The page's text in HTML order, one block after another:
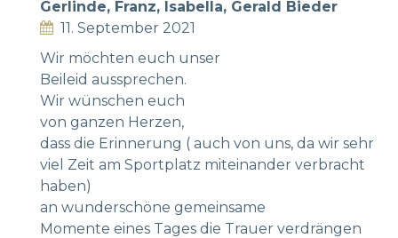
Gerlinde, Franz, Isabella, Gerald Bieder
11. September 2021
Wir möchten euch unser
Beileid aussprechen.
Wir wünschen euch
von ganzen Herzen,
dass die Erinnerung ( auch von uns, da wir sehr
viel Zeit am Sportplatz miteinander verbracht
haben)
an wunderschöne gemeinsame
Momente eines Tages die Trauer verdrängen